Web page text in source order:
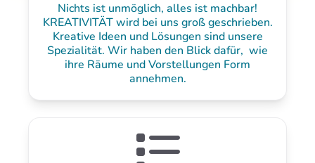
Nichts ist unmöglich, alles ist machbar!
KREATIVITÄT wird bei uns groß geschrieben.
Kreative Ideen und Lösungen sind unsere
Spezialität. Wir haben den Blick dafür, wie
ihre Räume und Vorstellungen Form
annehmen.